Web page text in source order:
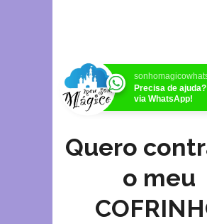
Precisa de
via WhatsApp!
Quero
o meu